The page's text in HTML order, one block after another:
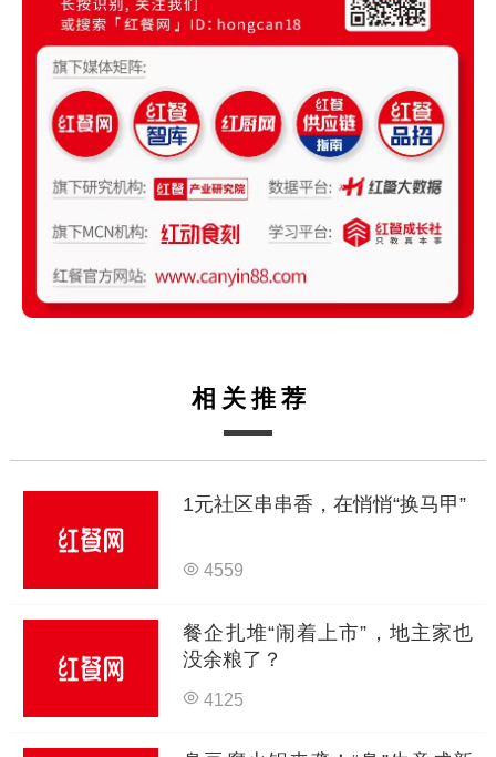
相关推荐
1元社区串串香，在悄悄“换马甲”
4559
餐企扎堆“闹着上市”，地主家也
没余粮了？
4125